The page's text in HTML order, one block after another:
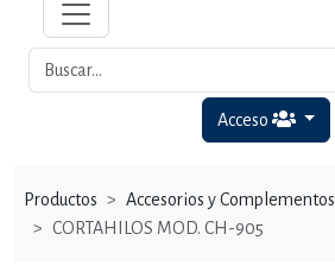
Acceso
Productos Accesorios y Complementos
CORTAHILOS MOD. CH-905